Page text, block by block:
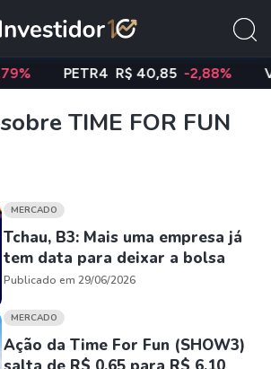
PETR4 R$ 40,85 -2,88%
TIME FOR FUN
MERCADO
Tchau, B3: Mais uma empresa já
tem data para deixar a bolsa
Publicado em 29/06/2026
MERCADO
Ação da Time For Fun (SHOW3)